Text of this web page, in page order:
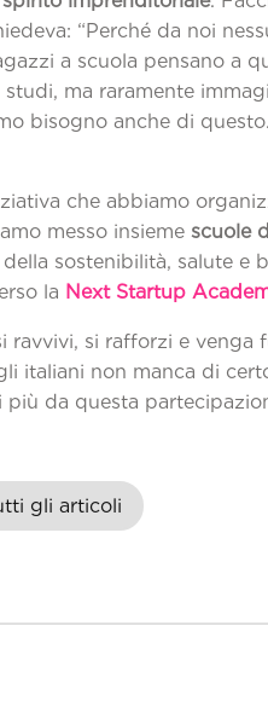
“Perché da noi
a scuola pensano a
ma raramente
bisogno anche di
che abbiamo
messo insiemescuole
sostenibilità, salute e
la Next Startup
ravvivi, si rafforzi e venga
italiani non manca di
da questa
gli articoli